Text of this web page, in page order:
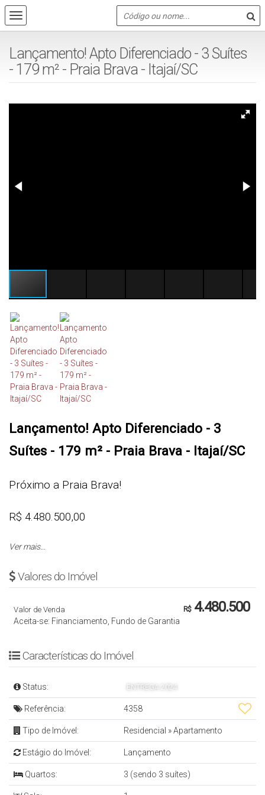
Lançamento! Apto Diferenciado - 3 Suítes
- 179 m² - Praia Brava - Itajaí/SC
Lançamento! Apto Diferenciado - 3
Suítes - 179 m² - Praia Brava - Itajaí/SC
Próximo a Praia Brava!
R$ 4.480.500,00
Cód.: 4358
APARTAMENTO
- 3 Suítes
- Cozinha
- Lavabo
- Área de Serviço
-Piscina Privativa
-Porcelanato
- Acabamento em gesso
- Aquecimento á Gás
Ver mais...
Valores do Imóvel
R$4.480.500
Valor de Venda
Aceita-se: Financiamento, Fundo de Garantia
Características do Imóvel
Status: ENTREGA 2024
Referência: 4358
Tipo de Imóvel: Residencial »Apartamento
Estágio do Imóvel: Lançamento
Quartos: 3 (sendo 3 suítes)